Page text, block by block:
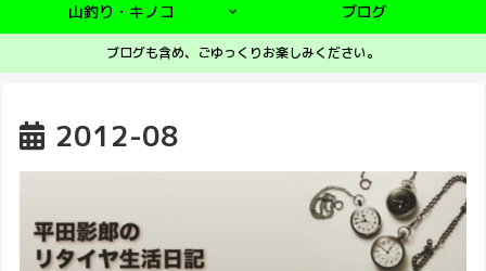
山釣り・キノコ ブログ
ブログも含め、ごゆっくりお楽しみください。
2012-08